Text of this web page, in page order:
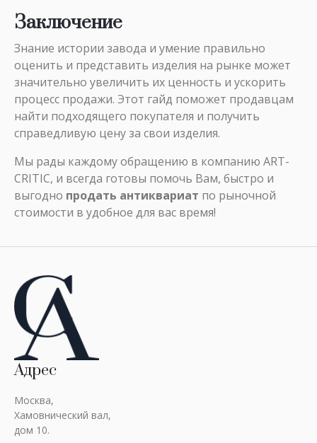
Заключение
Знание истории завода и умение правильно
оценить и представить изделия на рынке может
значительно увеличить их ценность и ускорить
процесс продажи. Этот гайд поможет продавцам
найти подходящего покупателя и получить
справедливую цену за свои изделия.
Мы рады каждому обращению в компанию ART-
CRITIC, и всегда готовы помочь Вам, быстро и
выгодно продать антиквариат по рыночной
стоимости в удобное для вас время!
Адрес
Москва,
Хамовнический вал,
дом 10.